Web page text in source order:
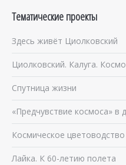
Тематические проекты
Здесь живёт Циолковский
Циолковский. Калуга.
Спутница жизни
«Предчувствие космоса» в
Космическое цветоводство
Лайка. К 60-летию полета